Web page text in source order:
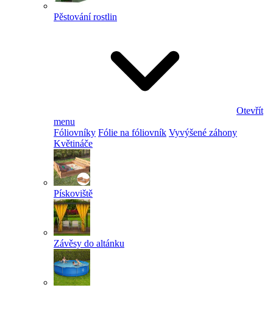
Pěstování rostlin
Otevřít
menu
Fóliovníky Fólie na fóliovník Vyvýšené záhony
Květináče
Pískoviště
Závěsy do altánku